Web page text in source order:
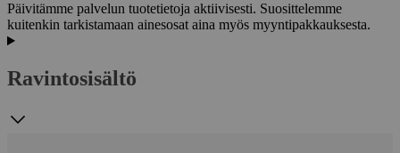
Päivitämme palvelun tuotetietoja aktiivisesti. Suosittelemme
kuitenkin tarkistamaan ainesosat aina myös myyntipakkauksesta.
Ravintosisältö